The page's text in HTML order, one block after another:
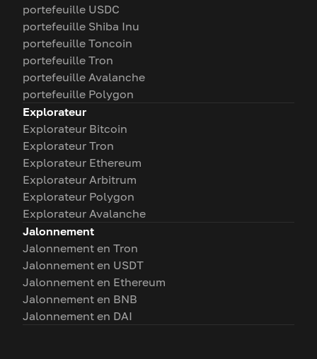
portefeuille USDC
portefeuille Shiba Inu
portefeuille Toncoin
portefeuille Tron
portefeuille Avalanche
portefeuille Polygon
Explorateur
Explorateur Bitcoin
Explorateur Tron
Explorateur Ethereum
Explorateur Arbitrum
Explorateur Polygon
Explorateur Avalanche
Jalonnement
Jalonnement en Tron
Jalonnement en USDT
Jalonnement en Ethereum
Jalonnement en BNB
Jalonnement en DAI